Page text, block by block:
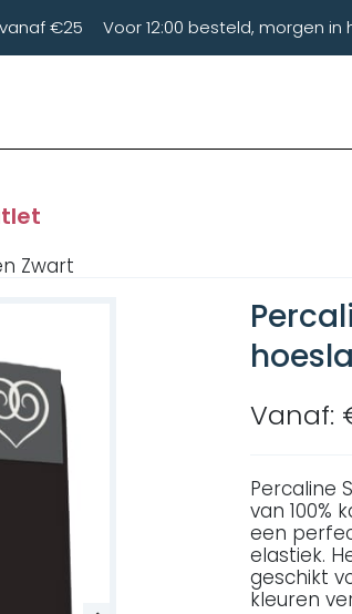
€25 Voor 12:00 besteld, morgen in
Zwart
Vanaf:
Percaline
van 100%
een
elastiek.
geschikt
kleuren